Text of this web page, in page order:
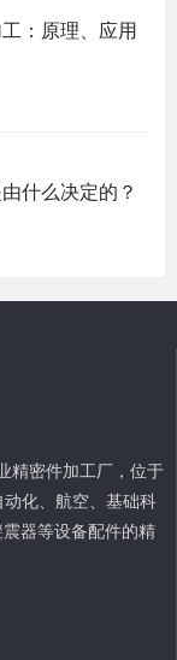
：原理、应用
什么决定的？
精密件加工厂，位于
化、航空、基础科
器等设备配件的精